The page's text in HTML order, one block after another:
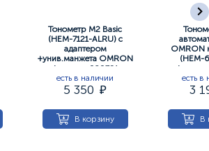
Тонометр М2 Basic
(НЕМ-7121-ALRU) с
адаптером
+унив.манжета OMRON
Артикул: 020791
есть в наличии
5 350
В корзину
OMRON
(HEM-
есть в
3
В